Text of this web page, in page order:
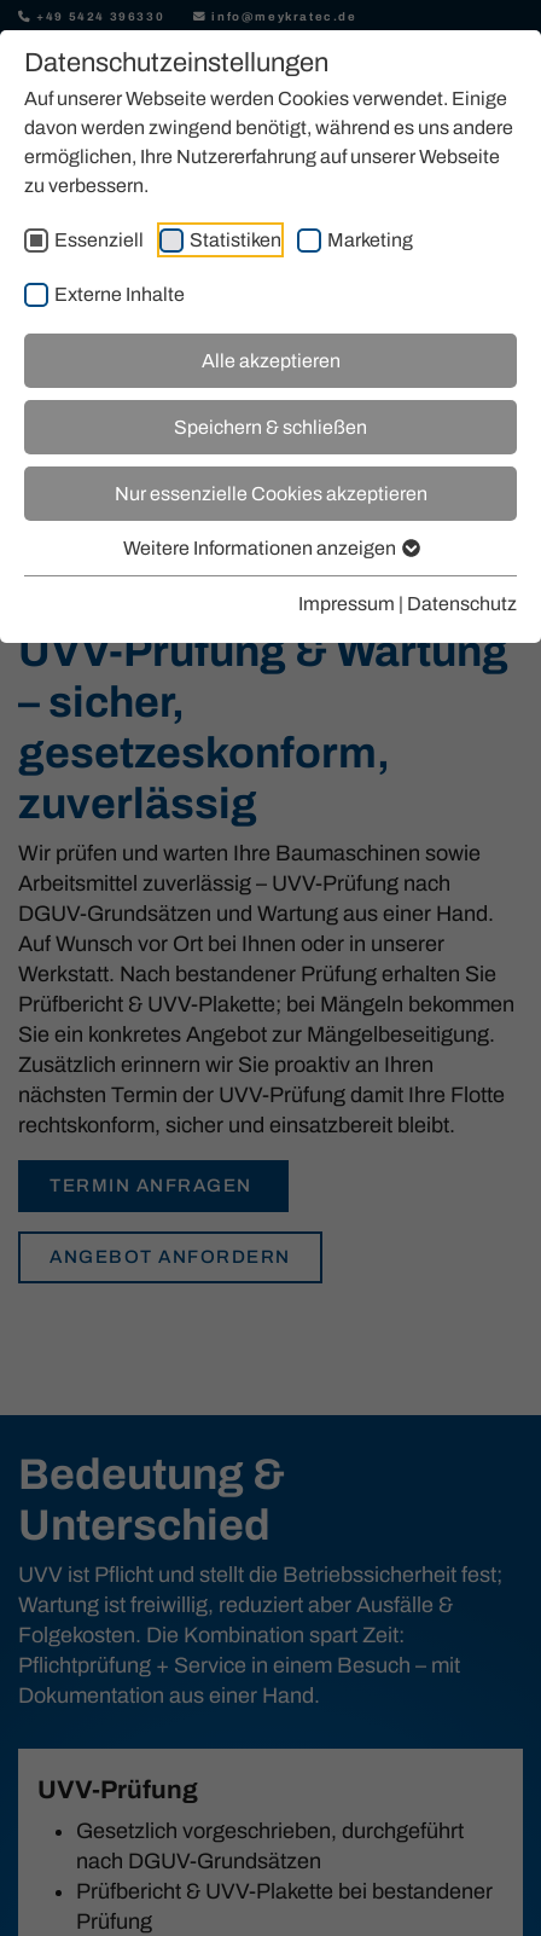
Datenschutzeinstellungen
Auf unserer Webseite werden Cookies verwendet. Einige
davon werden zwingend benötigt, während es uns andere
ermöglichen, Ihre Nutzererfahrung auf unserer Webseite
zu verbessern.
Essenziell Statistiken Marketing
Externe Inhalte
Alle akzeptieren
Speichern & schließen
Nur essenzielle Cookies akzeptieren
Weitere Informationen anzeigen
Impressum | Datenschutz
+49 5424 396330 info@meykratec.de
UVV-PRÜFUNG & WARTUNG
UVV-Prüfung nach DGUV-Grundsätzen und
bedarfsorientierte Wartung aus einer Hand.
Prüfbericht & Plakette inklusive – auf Wunsch direkt
bei Ihnen vor Ort.
Vor Ort oder in unserer Werkstatt
UVV-Prüfung & Wartung
– sicher,
gesetzeskonform,
zuverlässig
Wir prüfen und warten Ihre Baumaschinen sowie
Arbeitsmittel zuverlässig – UVV-Prüfung nach
DGUV-Grundsätzen und Wartung aus einer Hand.
Auf Wunsch vor Ort bei Ihnen oder in unserer
Werkstatt. Nach bestandener Prüfung erhalten Sie
Prüfbericht & UVV-Plakette; bei Mängeln bekommen
Sie ein konkretes Angebot zur Mängelbeseitigung.
Zusätzlich erinnern wir Sie proaktiv an Ihren
nächsten Termin der UVV-Prüfung damit Ihre Flotte
rechtskonform, sicher und einsatzbereit bleibt.
TERMIN ANFRAGEN
ANGEBOT ANFORDERN
Bedeutung &
Unterschied
UVV ist Pflicht und stellt die Betriebssicherheit fest;
Wartung ist freiwillig, reduziert aber Ausfälle &
Folgekosten. Die Kombination spart Zeit:
Pflichtprüfung + Service in einem Besuch – mit
Dokumentation aus einer Hand.
UVV-Prüfung
Gesetzlich vorgeschrieben, durchgeführt
nach DGUV-Grundsätzen
Prüfbericht & UVV-Plakette bei bestandener
Prüfung